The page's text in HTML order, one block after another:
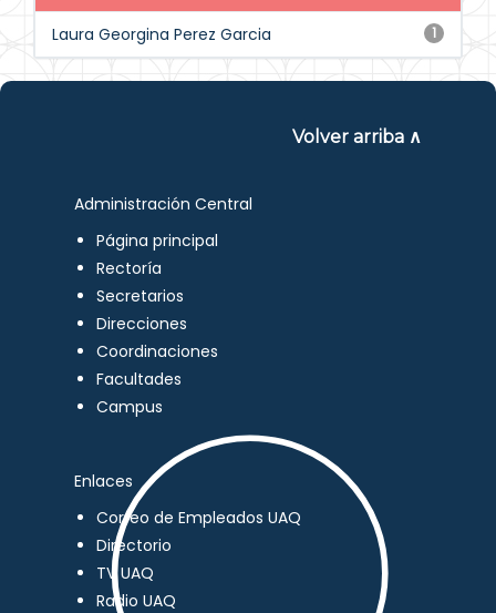
1
Laura Georgina Perez Garcia
Volver arriba ∧
Administración Central
Página principal
Rectoría
Secretarios
Direcciones
Coordinaciones
Facultades
Campus
Enlaces
Correo de Empleados UAQ
Directorio
TV UAQ
Radio UAQ